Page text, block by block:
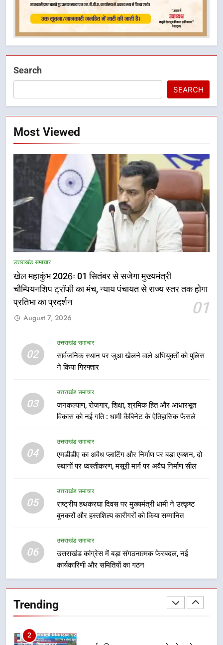
Search
SEARCH
Most Viewed
उत्तराखंड समाचार
खेल महाकुंभ 2026ः 01 सितंबर से सजेगा मुख्यमंत्री
चौम्पियनशिप ट्रॉफी का मंच, न्याय पंचायत से राज्य स्तर तक होगा
प्रतिभा का प्रदर्शन
01
August 7, 2026
02
उत्तराखंड समाचार
सार्वजनिक स्थान पर जुआ खेलने वाले अभियुक्तों को पुलिस
ने किया गिरफ्तार
03
उत्तराखंड समाचार
जनकल्याण, रोजगार, शिक्षा, श्रमिक हित और आधारभूत
विकास को नई गति : धामी कैबिनेट के ऐतिहासिक फैसले
04
उत्तराखंड समाचार
एमडीडीए का अवैध प्लाटिंग और निर्माण पर बड़ा एक्शन, दो
स्थानों पर ध्वस्तीकरण, मसूरी मार्ग पर अवैध निर्माण सील
05
उत्तराखंड समाचार
राष्ट्रीय हथकरघा दिवस पर मुख्यमंत्री धामी ने उत्कृष्ट
बुनकरों और हस्तशिल्प कारीगरों को किया सम्मानित
06
उत्तराखंड समाचार
उत्तराखंड कांग्रेस में बड़ा संगठनात्मक फेरबदल, नई
कार्यकारिणी और समितियों का गठन
Trending
राष्ट्रीय हथकरघा दिवस पर मुख्यमंत्री
कारीगरों को किया सम्मानित
उत्तराखंड समाचार
6
का गठन
उत्तराखंड समाचार
देना सरकार की सर्वोच्च प्राथमिकता, आने
वाले महीनों में हजारों पदों पर की जाएगी
भर्ती
उत्तराखंड समाचार
दिल्ली-देहरादून आर्थिक कॉरिडोर से जुड़ी
12 किमी ग्रीनफील्ड बाईपास परियोजना
निर्देश, सुरक्षा मानकों से कोई समझौता
नहींः डीएम
1
खेल महाकुंभ 2026ः 01 सितंबर से सजेगा
न्याय पंचायत से राज्य स्तर तक होगा
प्रतिभा का प्रदर्शन
उत्तराखंड समाचार
अभियुक्तों को पुलिस ने किया गिरफ्तार
3